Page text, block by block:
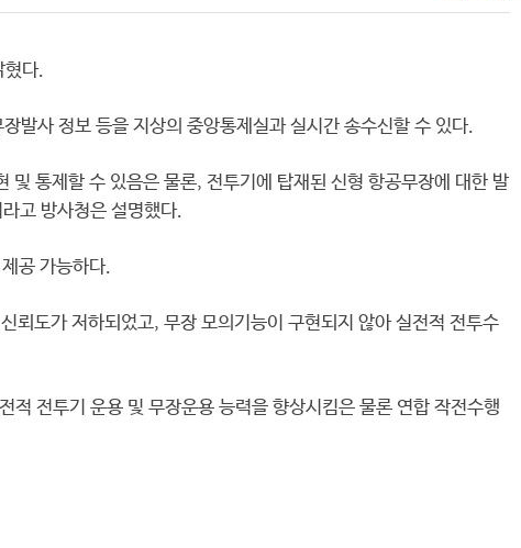
혔다.
발사 정보 등을 지상의 중앙통제실과 실시간 송수신할 수 있다.
통제할 수 있음은 물론, 전투기에 탑재된 신형 항공무장에 대한 발
고 방사청은 설명했다.
공 가능하다.
뢰도가 저하되었고, 무장 모의기능이 구현되지 않아 실전적 전투수
전투기 운용 및 무장운용 능력을 향상시킴은 물론 연합 작전수행